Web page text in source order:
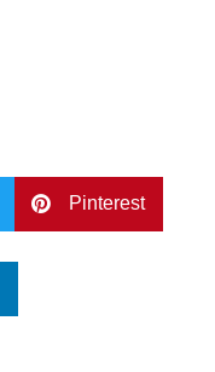
Pinterest